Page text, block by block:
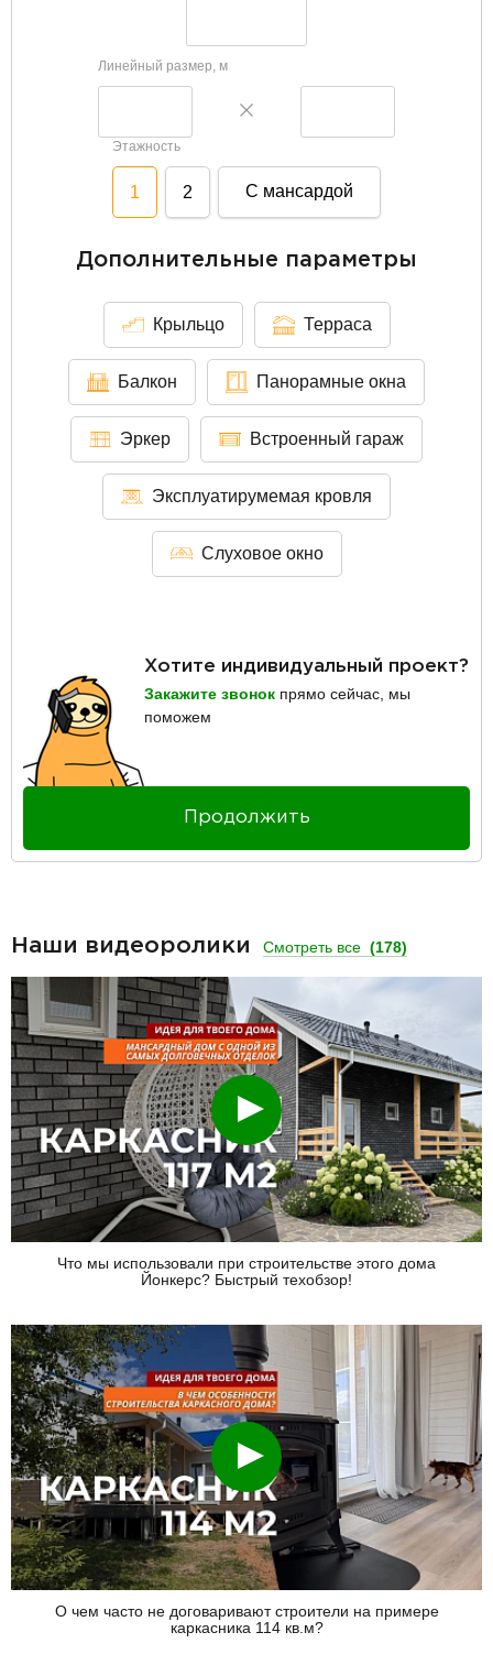
Линейный размер, м
Этажность
1 2 С мансардой
Дополнительные параметры
Крыльцо Терраса
Балкон Панорамные окна
Эркер Встроенный гараж
Эксплуатирумемая кровля
Слуховое окно
Хотите индивидуальный проект?
Закажите звонок прямо сейчас, мы
поможем
Продолжить
Наши видеоролики Смотреть все (178)
Смотреть
Что мы использовали при строительстве этого дома
Йонкерс? Быстрый техобзор!
Смотреть
О чем часто не договаривают строители на примере
каркасника 114 кв.м?